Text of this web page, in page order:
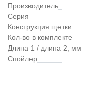
Производитель
Серия
Конструкция щетки
Кол-во в комплекте
Длина 1 / длина 2, мм
Спойлер